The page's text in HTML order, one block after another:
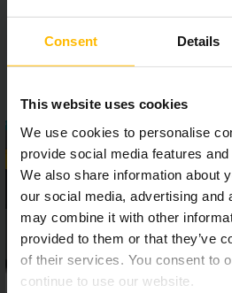
Consent Details
This website uses cookies
We use cookies to personalise
provide social media features
We also share information about
our social media, advertising and
may combine it with other
provided to them or that they’ve
of their services. You consent to
continue to use our website.